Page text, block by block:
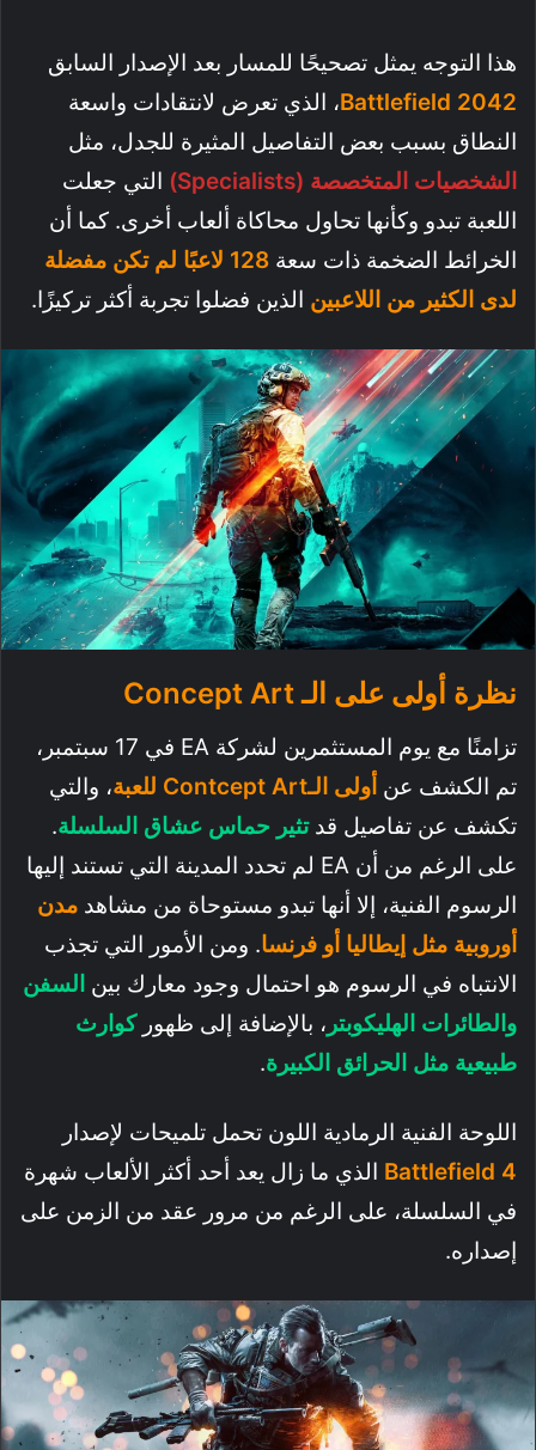
هذا التوجه يمثل تصحيحًا للمسار بعد الإصدار السابق
Battlefield 2042، الذي تعرض لانتقادات واسعة
النطاق بسبب بعض التفاصيل المثيرة للجدل، مثل
الشخصيات المتخصصة (Specialists)
التي جعلت
اللعبة تبدو وكأنها تحاول محاكاة ألعاب أخرى. كما أن
الخرائط الضخمة ذات سعة
128 لاعبًا لم تكن مفضلة
لدى الكثير من اللاعبين الذين فضلوا تجربة أكثر تركيزًا.
نظرة أولى على الـ Concept Art
تزامنًا مع يوم المستثمرين لشركة EA في 17 سبتمبر،
تم الكشف عن أولى الـContcept Art للعبة
، والتي
تكشف عن تفاصيل قدتثير حماس عشاق السلسلة.
على الرغم من أن EA لم تحدد المدينة التي تستند إليها
الرسوم الفنية، إلا أنها تبدو مستوحاة من مشاهد مدن
أوروبية مثل إيطاليا أو فرنسا. ومن الأمور التي تجذب
الانتباه في الرسوم هو احتمال وجود معارك بين السفن
والطائرات الهليكوبتر ، بالإضافة إلى ظهوركوارث
طبيعية مثل الحرائق الكبيرة.
اللوحة الفنية الرمادية اللون تحمل تلميحات لإصدار
Battlefield 4 الذي ما زال يعد أحد أكثر الألعاب شهرة
في السلسلة، على الرغم من مرور عقد من الزمن على
إصداره.